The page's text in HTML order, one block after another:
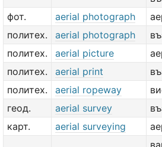
фот.
aerial photograph
политех.
aerial photograph
политех.
aerial picture
политех.
aerial print
политех.
aerial ropeway
геод.
aerial survey
карт.
aerial surveying